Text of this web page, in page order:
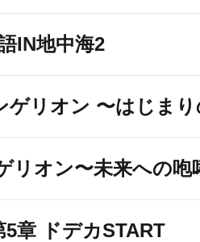
IN地中海2
ゲリオン 〜はじま
リオン〜未来への咆
5章 ドデカSTART